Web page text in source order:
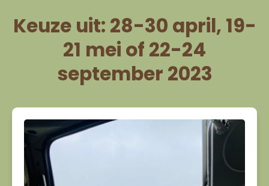
Keuze uit: 28-30 april, 19-
21 mei of 22-24
september 2023